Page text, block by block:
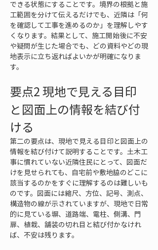
できる状態にすることです。境界の根拠と施
工範囲を分けて伝えるだけでも、近隣は「何
を確認して工事を進めるのか」を理解しやす
くなります。結果として、施工開始後に不安
や疑問が生じた場合でも、どの資料やどの現
地表示に立ち返ればよいかが明確になりま
す。
要点2 現地で見える目印
と図面上の情報を結び付
ける
第二の要点は、現地で見える目印と図面上の
情報を結び付けて説明することです。土木工
事に慣れていない近隣住民にとって、図面だ
けを見せられても、自宅前や敷地脇のどこに
該当するのかをすぐに理解するのは難しいも
のです。図面には縮尺、方位、記号、測点、
構造物の線が示されていますが、現地で日常
的に見ている塀、道路端、電柱、側溝、門
扉、植栽、舗装の切れ目と結び付かなけれ
ば、不安は残ります。